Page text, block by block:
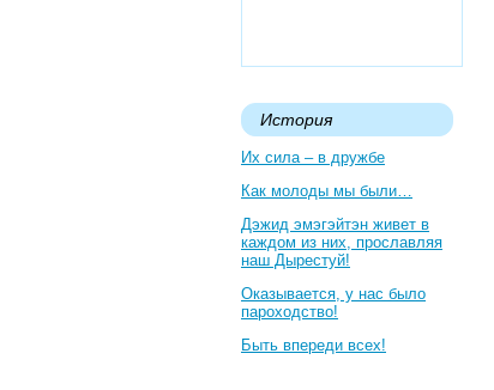
История
Их сила – в дружбе
Как молоды мы были…
Дэжид эмэгэйтэн живет в
каждом из них, прославляя
наш Дырестуй!
Оказывается, у нас было
пароходство!
Быть впереди всех!